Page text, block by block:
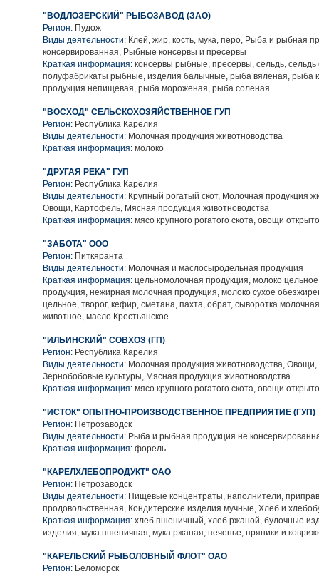
"ВОДЛОЗЕРСКИЙ" РЫБОЗАВОД (ЗАО)
Регион: Пудож
Виды деятельности: Клей, жир, кость, мука, перо, Рыба и рыбная
консервированная, Рыбные консервы и пресервы
Краткая информация: консервы рыбные, пресервы, сельдь, сельдь
полуфабрикаты рыбные, изделия балычные, рыба вяленая, рыба
продукция непищевая, рыба мороженая, рыба соленая
"ВОСХОД" СЕЛЬСКОХОЗЯЙСТВЕННОЕ ГУП
Регион: Республика Карелия
Виды деятельности: Молочная продукция животноводства
Краткая информация: молоко
"ДРУГАЯ РЕКА" ГУП
Регион: Республика Карелия
Виды деятельности: Крупный рогатый скот, Молочная продукция
Овощи, Картофель, Мясная продукция животноводства
Краткая информация: мясо крупного рогатого скота, овощи
"ЗАБОТА" ООО
Регион: Питкяранта
Виды деятельности: Молочная и маслосыродельная продукция
Краткая информация: цельномолочная продукция, молоко
продукция, нежирная молочная продукция, молоко сухое
цельное, творог, кефир, сметана, пахта, обрат, сыворотка
животное, масло Крестьянское
"ИЛЬИНСКИЙ" СОВХОЗ (ГП)
Регион: Республика Карелия
Виды деятельности: Молочная продукция животноводства,
Зернобобовые культуры, Мясная продукция животноводства
Краткая информация: мясо крупного рогатого скота, овощи
"ИСТОК" ОПЫТНО-ПРОИЗВОДСТВЕННОЕ ПРЕДПРИЯТИЕ (ГУП)
Регион: Петрозаводск
Виды деятельности: Рыба и рыбная продукция не
Краткая информация: форель
"КАРЕЛХЛЕБОПРОДУКТ" ОАО
Регион: Петрозаводск
Виды деятельности: Пищевые концентраты, наполнители,
продовольственная, Кондитерские изделия мучные, Хлеб и
Краткая информация: хлеб пшеничный, хлеб ржаной, булочные
изделия, мука пшеничная, мука ржаная, печенье, пряники и
"КАРЕЛЬСКИЙ РЫБОЛОВНЫЙ ФЛОТ" ОАО
Регион: Беломорск